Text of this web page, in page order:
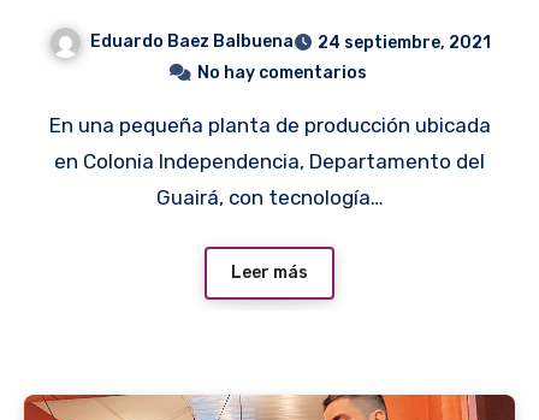
Eduardo Baez Balbuena
24 septiembre, 2021
No hay comentarios
En una pequeña planta de producción ubicada
en Colonia Independencia, Departamento del
Guairá, con tecnología…
Leer más